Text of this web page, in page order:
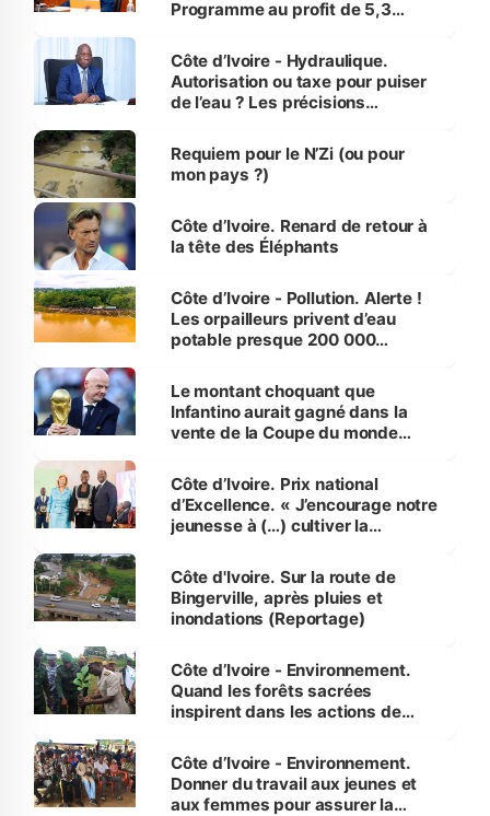
Programme au profit de 5,3
Côte d’Ivoire - Hydraulique.
Autorisation ou taxe pour puiser
de l’eau ? Les précisions
Requiem pour le N’Zi (ou pour
mon pays ?)
Côte d’Ivoire. Renard de retour à
la tête des Éléphants
Côte d’Ivoire - Pollution. Alerte !
Les orpailleurs privent d’eau
potable presque 200 000
Le montant choquant que
Infantino aurait gagné dans la
vente de la Coupe du monde
Côte d’Ivoire. Prix national
d’Excellence. « J’encourage notre
jeunesse à (…) cultiver la
(Alassane Ouattara
Côte d'Ivoire. Sur la route de
Bingerville, après pluies et
inondations (Reportage)
Côte d’Ivoire - Environnement.
Quand les forêts sacrées
inspirent dans les actions de
Côte d’Ivoire - Environnement.
Donner du travail aux jeunes et
aux femmes pour assurer la